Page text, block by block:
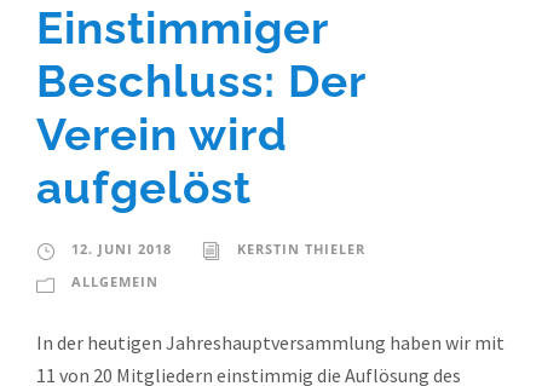
Einstimmiger
Beschluss: Der
Verein wird
aufgelöst
12. JUNI 2018
KERSTIN THIELER
ALLGEMEIN
In der heutigen Jahreshauptversammlung haben wir mit
11 von 20 Mitgliedern einstimmig die Auflösung des